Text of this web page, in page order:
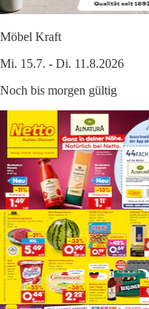
Möbel Kraft
Mi. 15.7. - Di. 11.8.2026
Noch bis morgen gültig